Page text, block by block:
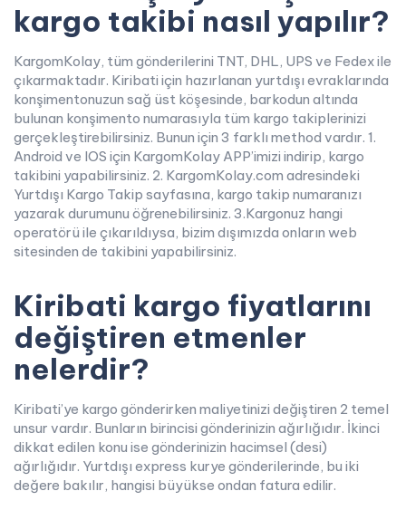
kargo takibi nasıl yapılır?
KargomKolay, tüm gönderilerini TNT, DHL, UPS ve Fedex ile
çıkarmaktadır. Kiribati için hazırlanan yurtdışı evraklarında
konşimentonuzun sağ üst köşesinde, barkodun altında
bulunan konşimento numarasıyla tüm kargo takiplerinizi
gerçekleştirebilirsiniz. Bunun için 3 farklı method vardır. 1.
Android ve IOS için KargomKolay APP’imizi indirip, kargo
takibini yapabilirsiniz. 2. KargomKolay.com adresindeki
Yurtdışı Kargo Takip sayfasına, kargo takip numaranızı
yazarak durumunu öğrenebilirsiniz. 3.Kargonuz hangi
operatörü ile çıkarıldıysa, bizim dışımızda onların web
sitesinden de takibini yapabilirsiniz.
Kiribati kargo fiyatlarını
değiştiren etmenler
nelerdir?
Kiribati’ye kargo gönderirken maliyetinizi değiştiren 2 temel
unsur vardır. Bunların birincisi gönderinizin ağırlığıdır. İkinci
dikkat edilen konu ise gönderinizin hacimsel (desi)
ağırlığıdır. Yurtdışı express kurye gönderilerinde, bu iki
değere bakılır, hangisi büyükse ondan fatura edilir.